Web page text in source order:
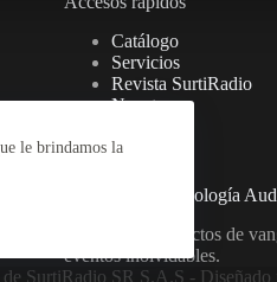
le brindamos la
Catálogo
Servicios
Revista SurtiRadio
Nosotros
Expertos en Tecnología
Asesoría y productos de
eventos inolvidables.
SurtiRadio SR S.A.S - Diseñado